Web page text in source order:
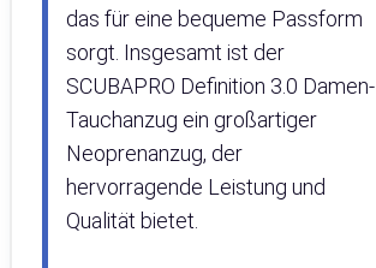
das für eine bequeme Passform
sorgt. Insgesamt ist der
SCUBAPRO Definition 3.0 Damen-
Tauchanzug ein großartiger
Neoprenanzug, der
hervorragende Leistung und
Qualität bietet.